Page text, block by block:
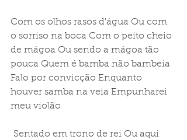
Com os olhos rasos d'água Ou com
o sorriso na boca Com o peito cheio
de mágoa Ou sendo a mágoa tão
pouca Quem é bamba não bambeia
Falo por convicção Enquanto
houver samba na veia Empunharei
meu violão
Sentado em trono de rei Ou aqui